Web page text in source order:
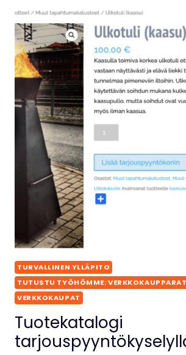
TURVALLINEN YLLÄPITO
TUTUSTU TYÖHÖMME:
VERKKOKAUPAT
Tuotekatalogi